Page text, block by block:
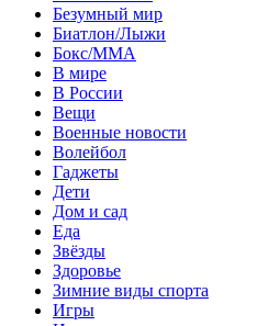
Безумный мир
Биатлон/Лыжи
Бокс/MMA
В мире
В России
Вещи
Военные новости
Волейбол
Гаджеты
Дети
Дом и сад
Еда
Звёзды
Здоровье
Зимние виды спорта
Игры